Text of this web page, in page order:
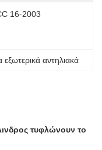
16-2003
αντηλιακά
τυφλώνουν το